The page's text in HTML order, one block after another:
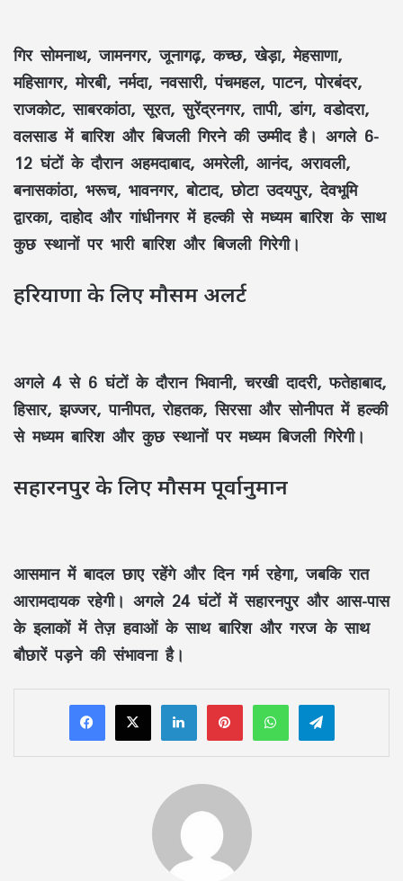
गिर सोमनाथ, जामनगर, जूनागढ़, कच्छ, खेड़ा, मेहसाणा,
महिसागर, मोरबी, नर्मदा, नवसारी, पंचमहल, पाटन, पोरबंदर,
राजकोट, साबरकांठा, सूरत, सुरेंद्रनगर, तापी, डांग, वडोदरा,
वलसाड में बारिश और बिजली गिरने की उम्मीद है। अगले 6-
12 घंटों के दौरान अहमदाबाद, अमरेली, आनंद, अरावली,
बनासकांठा, भरूच, भावनगर, बोटाद, छोटा उदयपुर, देवभूमि
द्वारका, दाहोद और गांधीनगर में हल्की से मध्यम बारिश के साथ
कुछ स्थानों पर भारी बारिश और बिजली गिरेगी।
हरियाणा के लिए मौसम अलर्ट
अगले 4 से 6 घंटों के दौरान भिवानी, चरखी दादरी, फतेहाबाद,
हिसार, झज्जर, पानीपत, रोहतक, सिरसा और सोनीपत में हल्की
से मध्यम बारिश और कुछ स्थानों पर मध्यम बिजली गिरेगी।
सहारनपुर के लिए मौसम पूर्वानुमान
आसमान में बादल छाए रहेंगे और दिन गर्म रहेगा, जबकि रात
आरामदायक रहेगी। अगले 24 घंटों में सहारनपुर और आस-पास
के इलाकों में तेज़ हवाओं के साथ बारिश और गरज के साथ
बौछारें पड़ने की संभावना है।
LinkedInPinterestWhatsAppTelegram